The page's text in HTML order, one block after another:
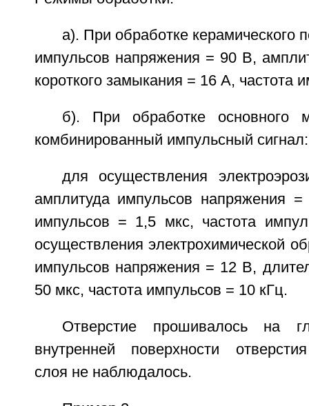
а). При обработке керамического
импульсов напряжения = 90 В,
короткого замыкания = 16 А, частота
б). При обработке основного
комбинированный импульсный сигнал:
для осуществления
амплитуда импульсов напряжения
импульсов = 1,5 мкс, частота
осуществления электрохимической
импульсов напряжения = 12 В,
50 мкс, частота импульсов = 10 кГц.
Отверстие прошивалось
внутренней поверхности
слоя не наблюдалось.